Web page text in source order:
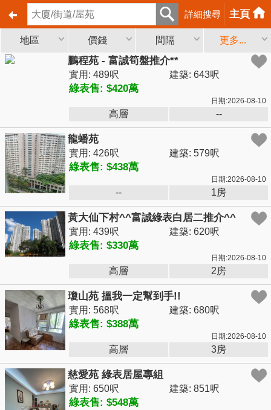
詳細搜尋 主頁
地區 價錢 間隔 更多...
鵬程苑 - 富誠筍盤推介**
實用: 489呎 建築: 643呎
綠表售: $420萬
日期:2026-08-10
高層 --
龍蟠苑
實用: 426呎 建築: 579呎
綠表售: $438萬
日期:2026-08-10
-- 1房
黃大仙下村^^富誠綠表白居二推介^^
實用: 439呎 建築: 620呎
綠表售: $330萬
日期:2026-08-10
高層 2房
瓊山苑 搵我一定幫到手!!
實用: 568呎 建築: 680呎
綠表售: $388萬
日期:2026-08-10
高層 3房
慈愛苑 綠表居屋專組
實用: 650呎 建築: 851呎
綠表售: $548萬